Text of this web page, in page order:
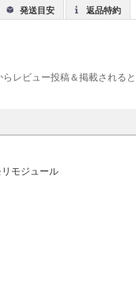
発送目安 返品特約
レビュー投稿＆掲載されると
モジュール